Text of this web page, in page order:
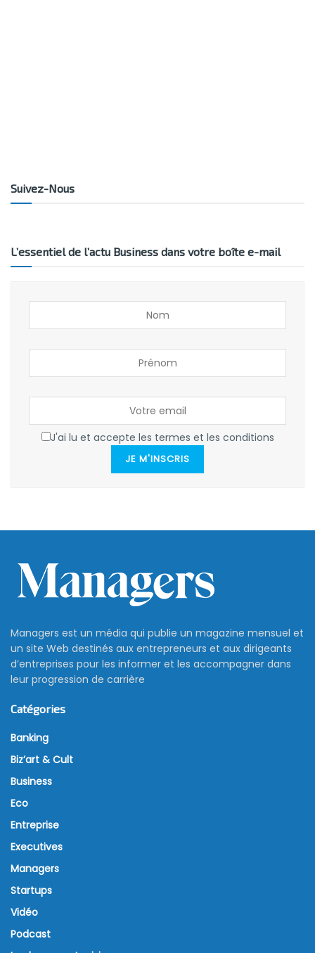
Suivez-Nous
L’essentiel de l’actu Business dans votre boîte e-mail
J'ai lu et accepte les termes et les conditions
JE M'INSCRIS
Managers est un média qui publie un magazine mensuel et
un site Web destinés aux entrepreneurs et aux dirigeants
d’entreprises pour les informer et les accompagner dans
leur progression de carrière
Catégories
Banking
Biz’art & Cult
Business
Eco
Entreprise
Executives
Managers
Startups
Vidéo
Podcast